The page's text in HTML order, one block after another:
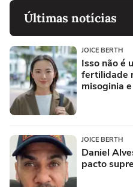
Últimas notícias
JOICE BERTH
Isso não é
fertilidade
misoginia
JOICE BERTH
Daniel
pacto